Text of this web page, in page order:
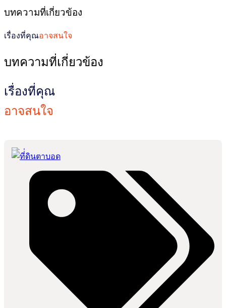
บทความที่เกี่ยวข้อง
เรื่องที่คุณอาจสนใจ
บทความที่เกี่ยวข้อง
เรื่องที่คุณ
อาจสนใจ